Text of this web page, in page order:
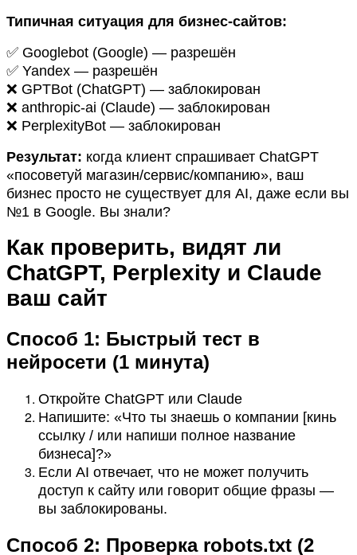
Типичная ситуация для бизнес-сайтов:
✅ Googlebot (Google) — разрешён
✅ Yandex — разрешён
❌ GPTBot (ChatGPT) — заблокирован
❌ anthropic-ai (Claude) — заблокирован
❌ PerplexityBot — заблокирован
Результат: когда клиент спрашивает ChatGPT
«посоветуй магазин/сервис/компанию», ваш
бизнес просто не существует для AI, даже если вы
№1 в Google. Вы знали?
Как проверить, видят ли
ChatGPT, Perplexity и Claude
ваш сайт
Способ 1: Быстрый тест в
нейросети (1 минута)
Откройте ChatGPT или Claude
Напишите: «Что ты знаешь о компании [кинь
ссылку / или напиши полное название
бизнеса]?»
Если AI отвечает, что не может получить
доступ к сайту или говорит общие фразы —
вы заблокированы.
Способ 2: Проверка robots.txt (2